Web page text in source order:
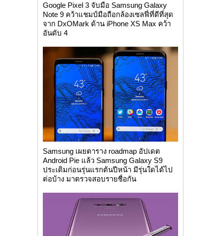
Google Pixel 3 จับมือ Samsung Galaxy
Note 9 คว้าแชมป์มือถือกล้องเซลฟี่ที่ดีที่สุด
จาก DxOMark ด้าน iPhone XS Max คว้า
อันดับ 4
Samsung เผยตาราง roadmap อัปเดต
Android Pie แล้ว Samsung Galaxy S9
ประเดิมก่อนรุ่นแรกต้นปีหน้า มีรุ่นใดได้ไป
ต่อบ้าง มาตรวจสอบรายชื่อกัน